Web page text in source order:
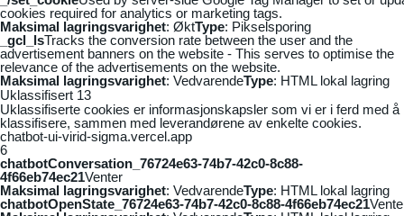
cookies required for analytics or marketing tags.
Maksimal lagringsvarighet: ØktType: Pikselsporing
_gcl_lsTracks the conversion rate between the user and the
advertisement banners on the website - This serves to optimise the
relevance of the advertisements on the website.
Maksimal lagringsvarighet: VedvarendeType: HTML lokal lagring
Uklassifisert 13
Uklassifiserte cookies er informasjonskapsler som vi er i ferd med å
klassifisere, sammen med leverandørene av enkelte cookies.
chatbot-ui-virid-sigma.vercel.app
6
chatbotConversation_76724e63-74b7-42c0-8c88-
4f66eb74ec21Venter
Maksimal lagringsvarighet: VedvarendeType: HTML lokal lagring
chatbotOpenState_76724e63-74b7-42c0-8c88-4f66eb74ec21